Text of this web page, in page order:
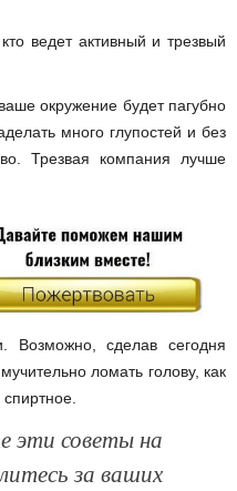
ведет активный и трезвый
окружение будет пагубно
много глупостей и без
Трезвая компания лучше
Возможно, сделав сегодня
ломать голову, как
эти советы на
за ваших